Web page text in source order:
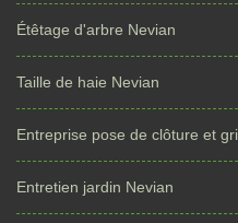
Étêtage d'arbre Nevian
Taille de haie Nevian
Entreprise pose de clôture et
Entretien jardin Nevian